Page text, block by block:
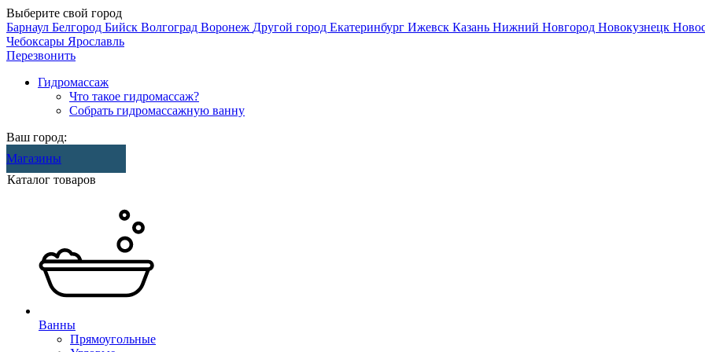
Выберите свой город
Барнаул Белгород Бийск Волгоград Воронеж Другой город Екатеринбург Ижевск Казань Нижний Новгород Новокузнецк
Чебоксары Ярославль
Перезвонить
Гидромассаж
Что такое гидромассаж?
Собрать гидромассажную ванну
Ваш город:
Магазины
Каталог товаров
Ванны
Прямоугольные